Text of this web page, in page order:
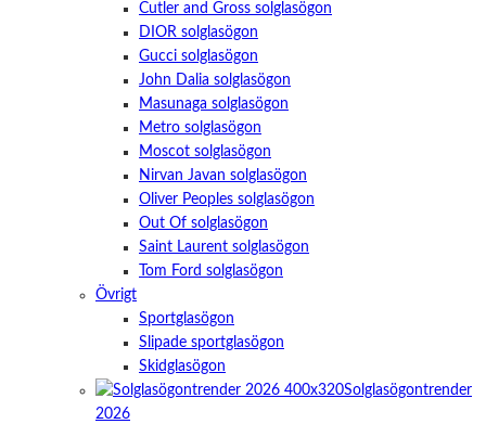
Cutler and Gross solglasögon
DIOR solglasögon
Gucci solglasögon
John Dalia solglasögon
Masunaga solglasögon
Metro solglasögon
Moscot solglasögon
Nirvan Javan solglasögon
Oliver Peoples solglasögon
Out Of solglasögon
Saint Laurent solglasögon
Tom Ford solglasögon
Övrigt
Sportglasögon
Slipade sportglasögon
Skidglasögon
Solglasögontrender
2026